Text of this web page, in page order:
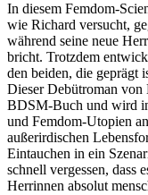
In diesem Femdom-
wie Richard versucht,
während seine neue
bricht. Trotzdem
den beiden, die geprägt
Dieser Debütroman von
BDSM-Buch und wird
und Femdom-Utopien
außerirdischen
Eintauchen in ein
schnell vergessen, dass
Herrinnen absolut